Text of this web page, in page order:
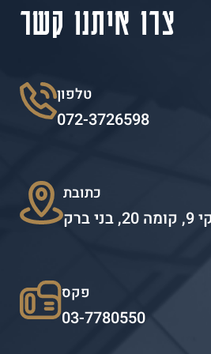
צרו איתנו קשר
טלפון
072-3726598
כתובת
פקס
03-7780550